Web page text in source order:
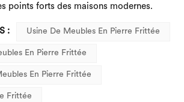
points forts des maisons modernes.
: Usine De Meubles En Pierre Frittée
En Pierre Frittée
En Pierre Frittée
Frittée